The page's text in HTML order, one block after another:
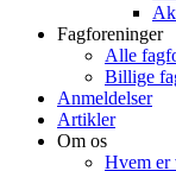
Fagforeninger
Alle
Billige
Anmeldelser
Artikler
Om os
Hvem er